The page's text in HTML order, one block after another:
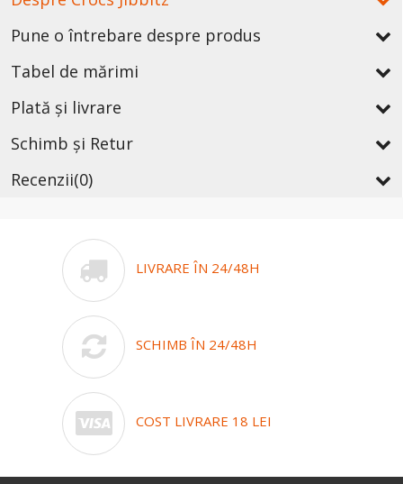
Pune o întrebare despre produs
Tabel de mărimi
Plată și livrare
Schimb și Retur
Recenzii(0)
LIVRARE ÎN 24/48H
SCHIMB ÎN 24/48H
COST LIVRARE 18 LEI